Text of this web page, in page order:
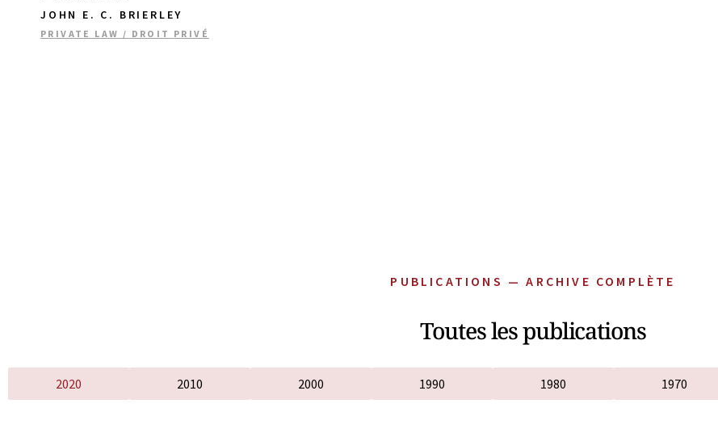
JOHN E. C. BRIERLEY
PRIVATE LAW / DROIT PRIVÉ
PUBLICATIONS — ARCHIVE COMPLÈTE
Toutes les publications
2020 2010 2000 1990 1980 1970